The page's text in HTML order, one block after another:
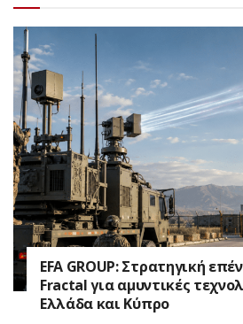
EFA GROUP: Στρατηγική
Fractal για αμυντικές
Ελλάδα και Κύπρο